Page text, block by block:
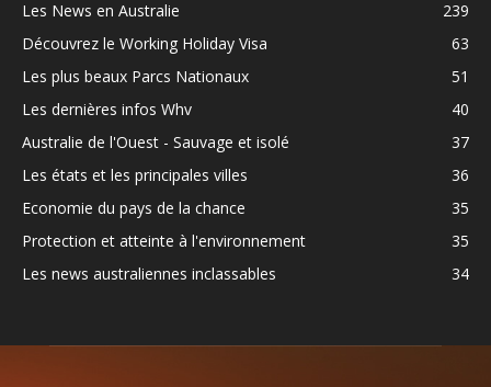
Les News en Australie
239
Découvrez le Working Holiday Visa
63
Les plus beaux Parcs Nationaux
51
Les dernières infos Whv
40
Australie de l'Ouest - Sauvage et isolé
37
Les états et les principales villes
36
Economie du pays de la chance
35
Protection et atteinte à l'environnement
35
Les news australiennes inclassables
34